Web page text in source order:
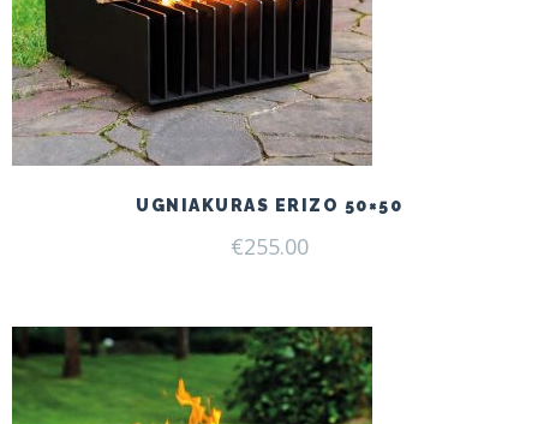
UGNIAKURAS ERIZO 50×50
€255.00